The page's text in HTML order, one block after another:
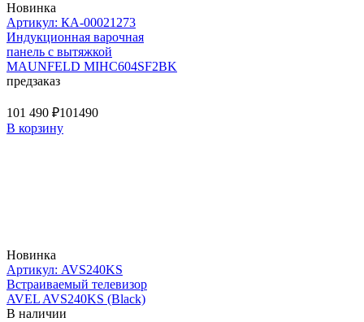
Новинка
Артикул: КА-00021273
Индукционная варочная
панель с вытяжкой
MAUNFELD MIHC604SF2BK
предзаказ
101 490 ₽101490
В корзину
Новинка
Артикул: AVS240KS
Встраиваемый телевизор
AVEL AVS240KS (Black)
В наличии